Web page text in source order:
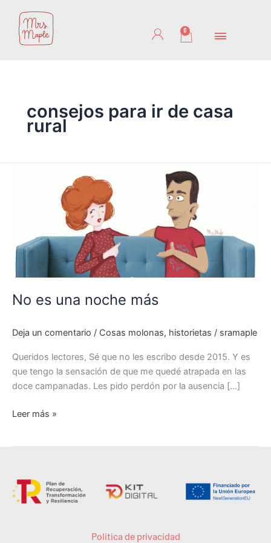
contenido
0
Cart
consejos para ir de casa
rural
No es una noche más
Deja un comentario / Cosas molonas, historietas / sramaple
Queridos lectores, Sé que no les escribo desde 2015. Y es
que tengo la sensación de que me quedé atrapada en las
doce campanadas. Les pido perdón por la ausencia […]
Leer más »
Política de privacidad